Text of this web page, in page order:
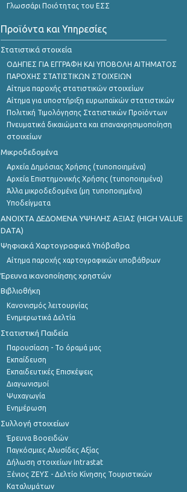
Γλωσσάρι Ποιότητας του ΕΣΣ
Προϊόντα και Υπηρεσίες
Στατιστικά στοιχεία
ΟΔΗΓΙΕΣ ΓΙΑ ΕΓΓΡΑΦΗ ΚΑΙ ΥΠΟΒΟΛΗ ΑΙΤΗΜΑΤΟΣ
ΠΑΡΟΧΗΣ ΣΤΑΤΙΣΤΙΚΩΝ ΣΤΟΙΧΕΙΩΝ
Αίτημα παροχής στατιστικών στοιχείων
Αίτημα για υποστήριξη ευρωπαϊκών στατιστικών
Πολιτική Τιμολόγησης Στατιστικών Προϊόντων
Πνευματικά δικαιώματα και επαναχρησιμοποίηση
στοιχείων
Μικροδεδομένα
Αρχεία Δημόσιας Χρήσης (τυποποιημένα)
Αρχεία Επιστημονικής Χρήσης (τυποποιημένα)
Άλλα μικροδεδομένα (μη τυποποιημένα)
Υποδείγματα
ANOIXTA ΔΕΔΟΜΕΝΑ ΥΨΗΛΗΣ ΑΞΙΑΣ (HIGH VALUE
DATA)
Ψηφιακά Χαρτογραφικά Υπόβαθρα
Αίτημα παροχής χαρτογραφικών υποβάθρων
Έρευνα ικανοποίησης χρηστών
Βιβλιοθήκη
Κανονισμός λειτουργίας
Ενημερωτικά Δελτία
Στατιστική Παιδεία
Παρουσίαση - Το όραμά μας
Εκπαίδευση
Εκπαιδευτικές Επισκέψεις
Διαγωνισμοί
Ψυχαγωγία
Ενημέρωση
Συλλογή στοιχείων
Έρευνα Βοοειδών
Παγκόσμιες Αλυσίδες Αξίας
Δήλωση στοιχείων Intrastat
Ξένιος ΖΕΥΣ - Δελτίο Κίνησης Τουριστικών
Καταλυμάτων